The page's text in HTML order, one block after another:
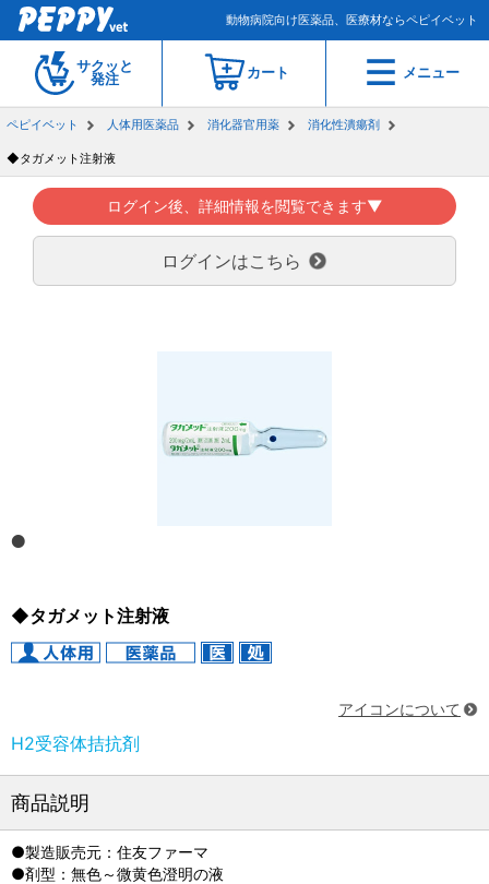
動物病院向け医薬品、医療材ならペピイベット
サクッと
発注
カート メニュー
ペピイベット 人体用医薬品 消化器官用薬 消化性潰瘍剤
◆タガメット注射液
ログイン後、詳細情報を閲覧できます▼
ログインはこちら
◆タガメット注射液
アイコンについて
H2受容体拮抗剤
商品説明
●製造販売元：住友ファーマ
●剤型：無色～微黄色澄明の液